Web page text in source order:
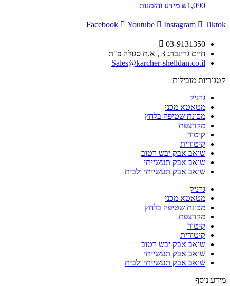
₪1,090 מידע והזמנות
Facebook Youtube Instagram Tiktok
03-9131350
חיים גרינברג 3 , א.ת סגולה פ"ת
Sales@karcher-shelldan.co.il
קטגוריות מובילות
גרניק
מטאטא מכני
מכונת שטיפה בלחץ
מקרצפת
קיטור
קיטורית
שואב אבק יבש רטוב
שואב אבק תעשייתי
שואב אבק תעשייתי ולבית
גרניק
מטאטא מכני
מכונת שטיפה בלחץ
מקרצפת
קיטור
קיטורית
שואב אבק יבש רטוב
שואב אבק תעשייתי
שואב אבק תעשייתי ולבית
מידע נוסף